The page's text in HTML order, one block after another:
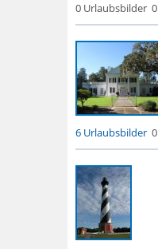
0 Urlaubsbilder
6 Urlaubsbilder